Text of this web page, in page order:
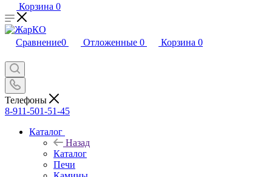
Корзина 0
Сравнение0 Отложенные 0 Корзина 0
Телефоны
8-911-501-51-45
Каталог
Назад
Каталог
Печи